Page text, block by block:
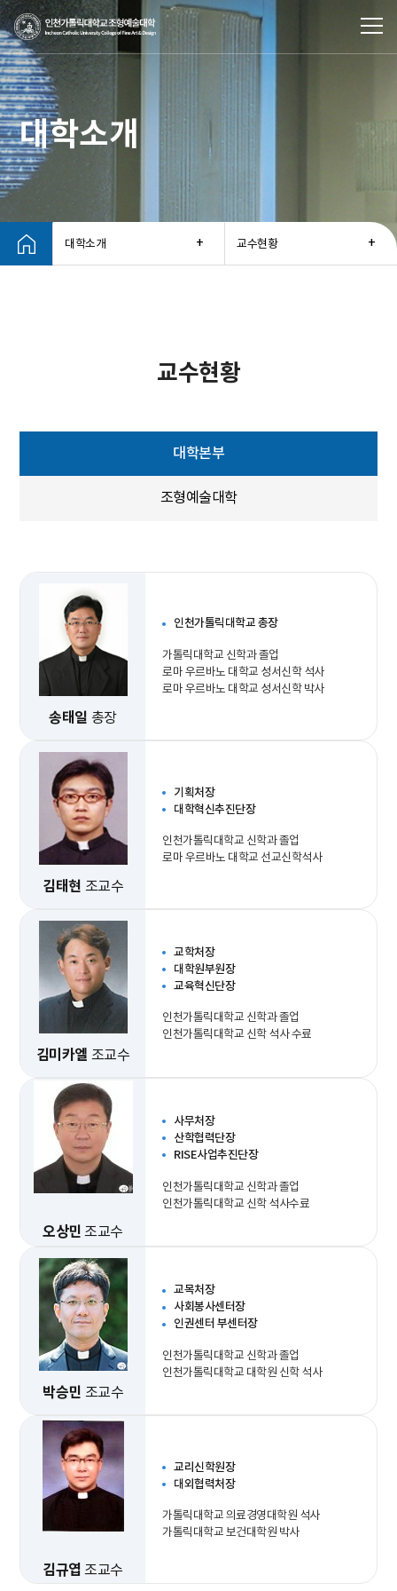
대학소개
대학소개 교수현황
교수현황
대학본부
조형예술대학
송태일 총장
인천가톨릭대학교 총장
가톨릭대학교 신학과 졸업
로마 우르바노 대학교 성서신학 석사
로마 우르바노 대학교 성서신학 박사
김태현 조교수
기획처장
대학혁신추진단장
인천가톨릭대학교 신학과 졸업
로마 우르바노 대학교 선교신학석사
김미카엘 조교수
교학처장
대학원부원장
교육혁신단장
인천가톨릭대학교 신학과 졸업
인천가톨릭대학교 신학 석사 수료
오상민 조교수
사무처장
산학협력단장
RISE사업추진단장
인천가톨릭대학교 신학과 졸업
인천가톨릭대학교 신학 석사수료
박승민 조교수
교목처장
사회봉사센터장
인권센터 부센터장
인천가톨릭대학교 신학과 졸업
인천가톨릭대학교 대학원 신학 석사
김규엽 조교수
교리신학원장
대외협력처장
가톨릭대학교 의료경영대학원 석사
가톨릭대학교 보건대학원 박사